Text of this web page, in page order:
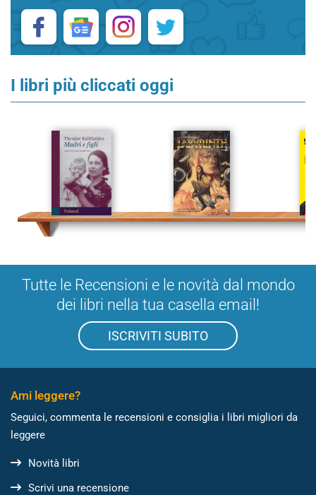
I libri più cliccati oggi
Tutte le Recensioni e le novità dal mondo
dei libri nella tua casella email!
ISCRIVITI SUBITO
Ami leggere?
Seguici, commenta le recensioni e consiglia i libri migliori da
leggere
Novità libri
Scrivi una recensione